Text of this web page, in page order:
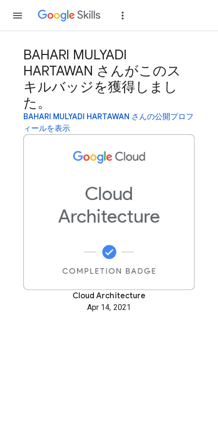
BAHARI MULYADI
HARTAWAN さんがこのス
キルバッジを獲得しまし
た。
BAHARI MULYADI HARTAWAN さんの公開プロフ
ィールを表示